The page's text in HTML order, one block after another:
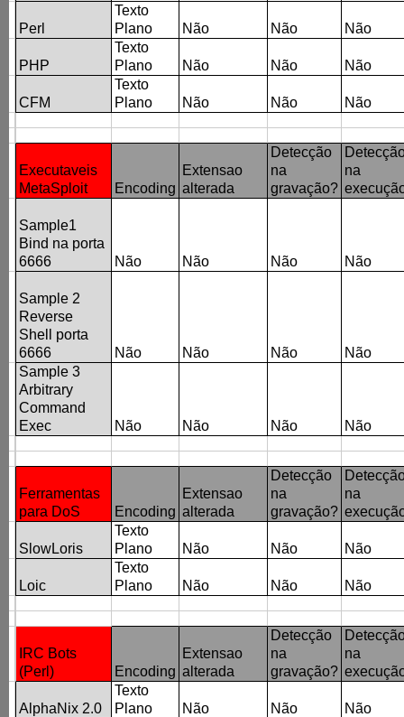
Perl
Texto
Plano
Não Não Não
PHP
Texto
Plano
Não Não Não
CFM
Texto
Plano
Não Não Não
Executaveis
MetaSploit
Encoding
Extensao
alterada
Detecção
na
gravação?
na
Sample1
Bind na porta
6666
Não Não Não Não
Sample 2
Reverse
Shell porta
6666
Não Não Não
Não
Sample 3
Arbitrary
Command
Exec
Não Não Não Não
Ferramentas
para DoS
Encoding
Extensao
alterada
Detecção
na
gravação?
na
SlowLoris
Texto
Plano
Não Não Não
Loic
Texto
Plano
Não Não Não
IRC Bots
(Perl)
Encoding
Extensao
alterada
Detecção
na
gravação?
na
AlphaNix 2.0
Texto
Plano
Não Não Não